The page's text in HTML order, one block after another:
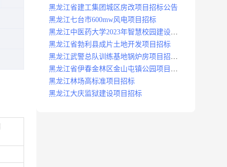
黑龙江省建工集团城区房改项目招标公告
黑龙江七台市600mw风电项目招标
黑龙江中医药大学2023年智慧校园建设项
目招标公告
黑龙江省勃利县成片土地开发项目招标
黑龙江武警总队训练基地锅炉房项目招标
公示
黑龙江省伊春金林区金山屯镇公园项目招
标公告
黑龙江林场高标准项目招标
黑龙江大庆监狱建设项目招标